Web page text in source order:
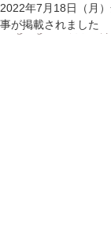
レガシィ
マネジメント
月:2022年8月
2022年7月18日（月
事が掲載されました